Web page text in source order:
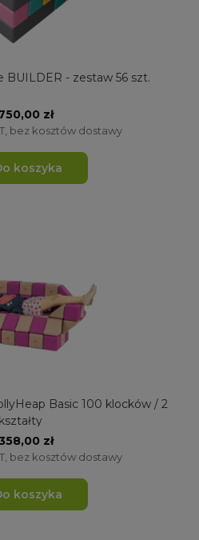
BUILDER - zestaw 56 szt.
zł
bez kosztów dostawy
koszyka
Basic 100 klocków / 2
kształty
zł
bez kosztów dostawy
koszyka